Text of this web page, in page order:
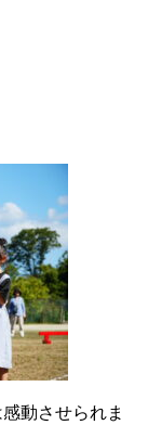
動させられま